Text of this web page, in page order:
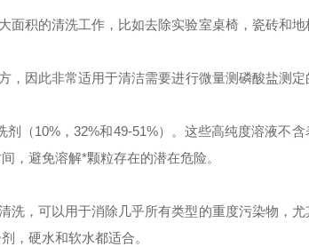
面积的清洗工作，比如去除实验室桌椅，瓷砖和地
，因此非常适用于清洁需要进行微量测磷酸盐测定
剂（10% ，32%和49-51%）。这些高纯度溶液不含
，避免溶解*颗粒存在的潜在危险。
洗，可以用于消除几乎所有类型的重度污染物，尤
，硬水和软水都适合。